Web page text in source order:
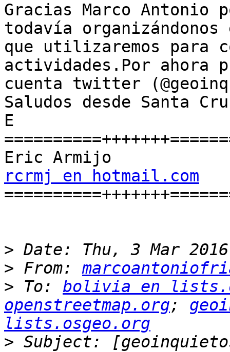
Gracias Marco Antonio
todavía
que utilizaremos para
actividades.Por ahora
cuenta twitter
Saludos desde Santa
E
rcrmj en hotmail.com
>
> From:
> To: bolivia en
openstreetmap.org;
lists.osgeo.org
> Subject: